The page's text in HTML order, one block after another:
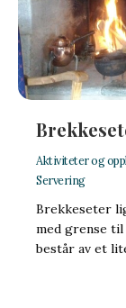
Aktiviteter og
Servering
Brekkeseter
med grense til
består av et